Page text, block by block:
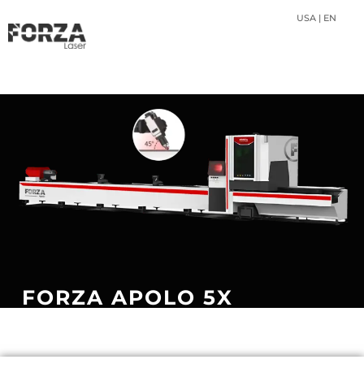
USA | EN
FORZA APOLO 5X